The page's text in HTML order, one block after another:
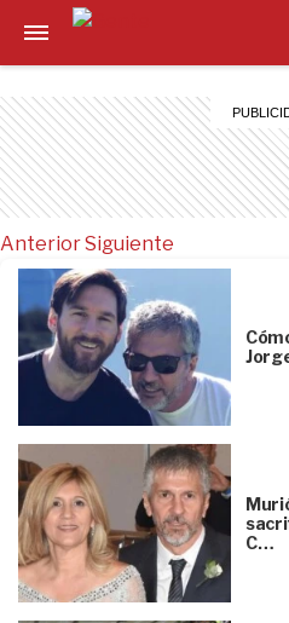
Anterior
C…
Siguiente